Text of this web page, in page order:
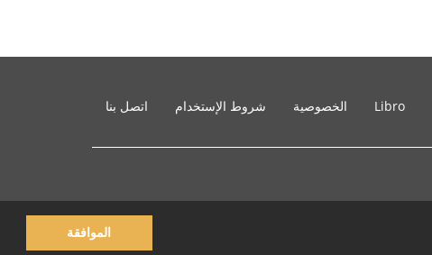
الموافقة
Libro الخصوصية شروط الإستخدام اتصل بنا